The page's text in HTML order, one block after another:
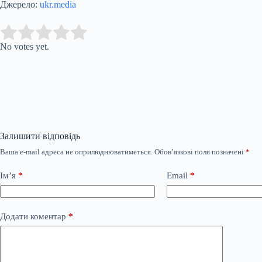
Джерело: ukr.media
Rate this item:
No votes yet.
Залишити відповідь
Ваша e-mail адреса не оприлюднюватиметься. Обов’язкові поля позначені *
Ім’я * Email *
Додати коментар *